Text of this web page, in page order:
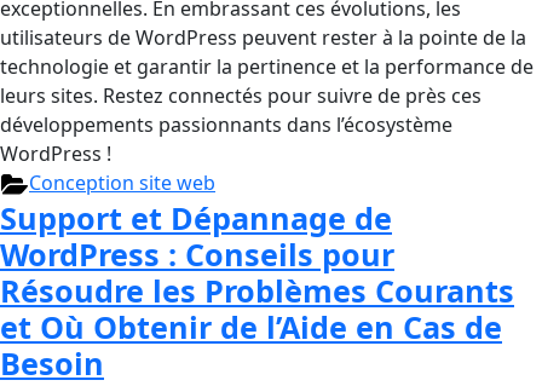
exceptionnelles. En embrassant ces évolutions, les
utilisateurs de WordPress peuvent rester à la pointe de la
technologie et garantir la pertinence et la performance de
leurs sites. Restez connectés pour suivre de près ces
développements passionnants dans l’écosystème
WordPress !
Conception site web
Support et Dépannage de
WordPress : Conseils pour
Résoudre les Problèmes Courants
et Où Obtenir de l’Aide en Cas de
Besoin